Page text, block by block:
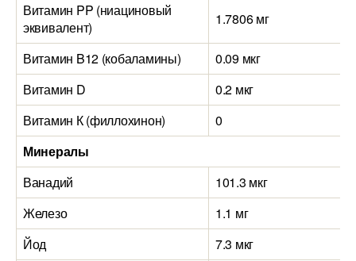
Витамин PP (ниациновый
эквивалент)
1.7806 мг
Витамин B12 (кобаламины)
0.09 мкг
Витамин D
0.2 мкг
Витамин К (филлохинон)
0
Минералы
Ванадий
101.3 мкг
Железо
1.1 мг
Йод
7.3 мкг